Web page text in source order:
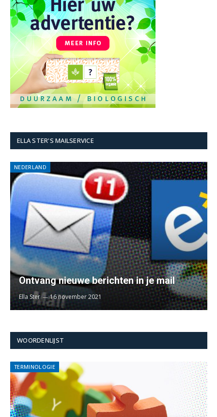
ELLA STER'S MAILSERVICE
NEDERLAND
Ontvang nieuwe berichten in je mail
Ella Ster 16 november 2021
WOORDENLIJST
TERMINOLOGIE